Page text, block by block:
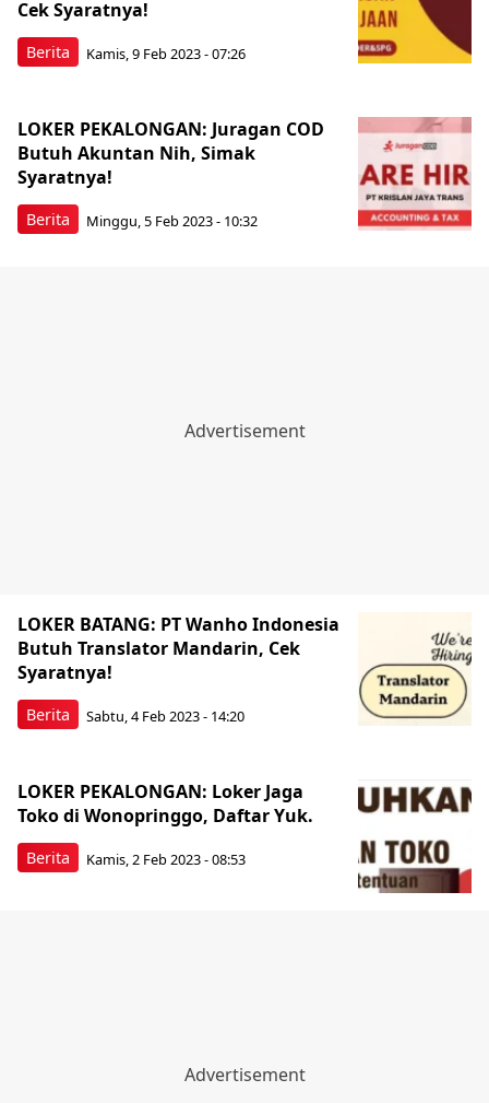
Berita
Cek Syaratnya!
Kamis, 9 Feb 2023 - 07:26
Berita
LOKER PEKALONGAN: Juragan COD
Butuh Akuntan Nih, Simak
Syaratnya!
Minggu, 5 Feb 2023 - 10:32
Berita
LOKER BATANG: PT Wanho Indonesia
Butuh Translator Mandarin, Cek
Syaratnya!
Sabtu, 4 Feb 2023 - 14:20
Berita
LOKER PEKALONGAN: Loker Jaga
Toko di Wonopringgo, Daftar Yuk.
Kamis, 2 Feb 2023 - 08:53